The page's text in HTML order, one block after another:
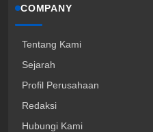
COMPANY
Tentang Kami
Sejarah
Profil Perusahaan
Redaksi
Hubungi Kami